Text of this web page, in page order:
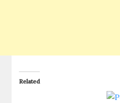
Related